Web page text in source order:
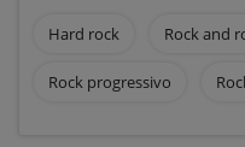
Hard rock Rock and
Rock progressivo